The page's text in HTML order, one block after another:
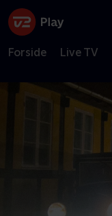
Forside Live TV